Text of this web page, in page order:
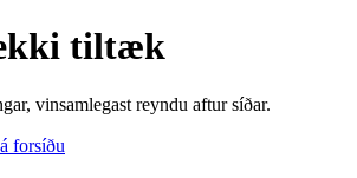
tiltæk
vinsamlegast reyndu aftur síðar.
forsíðu